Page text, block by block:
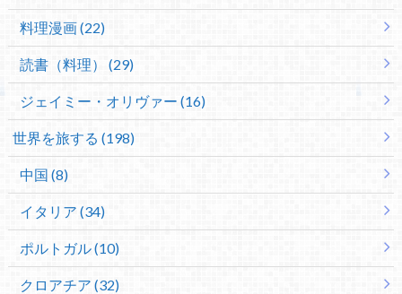
料理漫画 (22)
読書（料理） (29)
ジェイミー・オリヴァー (16)
世界を旅する (198)
中国 (8)
イタリア (34)
ポルトガル (10)
クロアチア (32)